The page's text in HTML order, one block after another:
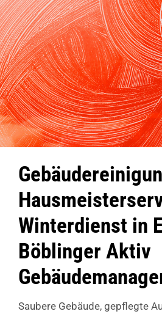
Winterdienst in
Böblinger Aktiv
Saubere Gebäude, gepflegte